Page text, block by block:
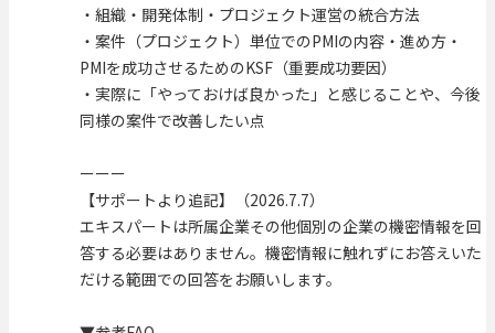
・組織・開発体制・プロジェクト運営の統合方法
・案件（プロジェクト）単位でのPMIの内容・進め方・
PMIを成功させるためのKSF（重要成功要因）
・実際に「やっておけば良かった」と感じることや、今後
同様の案件で改善したい点
ーーー
【サポートより追記】（2026.7.7）
エキスパートは所属企業その他個別の企業の機密情報を回
答する必要はありません。機密情報に触れずにお答えいた
だける範囲での回答をお願いします。